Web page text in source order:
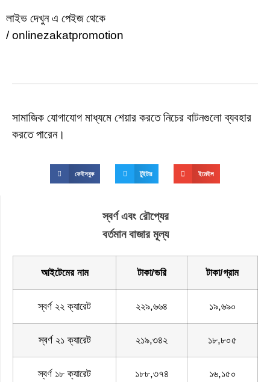
লাইভ দেখুন এ পেইজ থেকে
/ onlinezakatpromotion
সামাজিক যোগাযোগ মাধ্যমে শেয়ার করতে নিচের বাটনগুলো ব্যবহার
করতে পারেন।
ফেইসবুক টুইটার ইমেইল
স্বর্ণ এবং রৌপ্যের
বর্তমান বাজার মূল্য
আইটেমের নাম টাকা/ভরি টাকা/গ্রাম
স্বর্ণ ২২ ক্যারেট ২২৯,৬৬৪ ১৯,৬৯০
স্বর্ণ ২১ ক্যারেট ২১৯,৩৪২ ১৮,৮০৫
স্বর্ণ ১৮ ক্যারেট ১৮৮,৩৭৪ ১৬,১৫০